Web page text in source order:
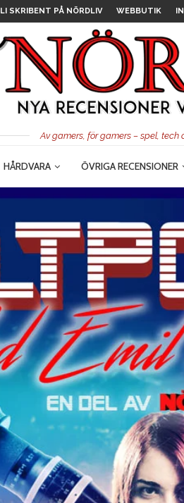
SKRIBENT PÅ NÖRDLIV WEBBUTIK
Av gamers, för gamers – spel, tech
HÅRDVARA ÖVRIGA RECENSIONER